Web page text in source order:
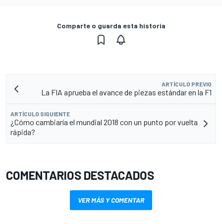
Comparte o guarda esta historia
ARTÍCULO PREVIO
La FIA aprueba el avance de piezas estándar en la F1
ARTÍCULO SIGUIENTE
¿Cómo cambiaría el mundial 2018 con un punto por vuelta
rápida?
COMENTARIOS DESTACADOS
VER MÁS Y COMENTAR